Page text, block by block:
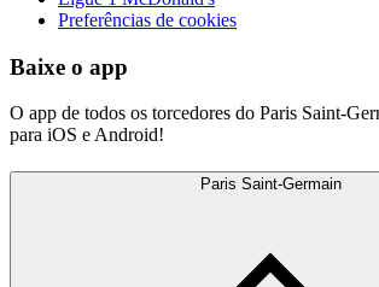
Preferências de cookies
Baixe o app
O app de todos os torcedores do Paris Saint-
para iOS e Android!
Paris Saint-Germain